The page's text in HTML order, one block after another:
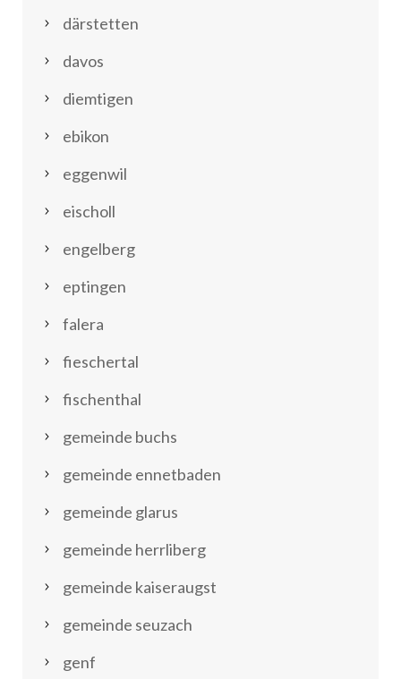
därstetten
davos
diemtigen
ebikon
eggenwil
eischoll
engelberg
eptingen
falera
fieschertal
fischenthal
gemeinde buchs
gemeinde ennetbaden
gemeinde glarus
gemeinde herrliberg
gemeinde kaiseraugst
gemeinde seuzach
genf